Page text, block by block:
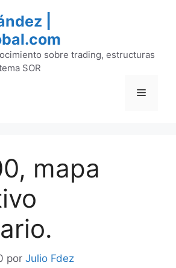
|
sobre trading, estructuras
SOR
Menú
mapa
por Julio Fdez